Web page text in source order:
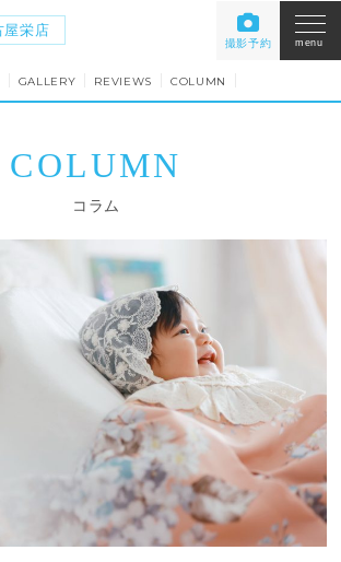
屋栄店
撮影予約 menu
GALLERY REVIEWS COLUMN
COLUMN
コラム